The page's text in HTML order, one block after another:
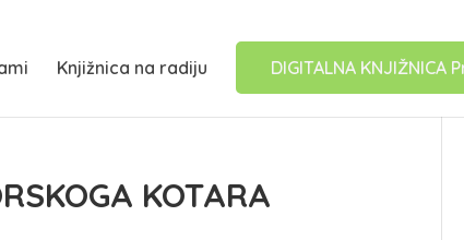
Knjižnica na radiju DIGITALNA
KOTARA